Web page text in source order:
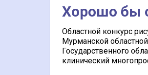
Хорошо бы
Областной конкурс
Мурманской
Государственного
клинический